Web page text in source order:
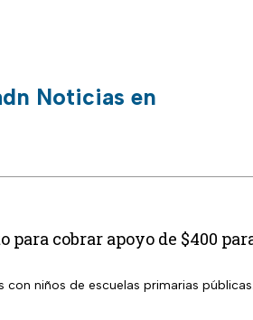
Noticias en
cobrar apoyo de $400
niños de escuelas primarias públicas.